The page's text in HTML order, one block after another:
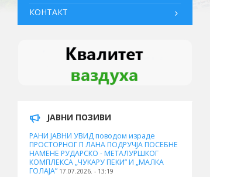
КОНТАКТ
ЈАВНИ ПОЗИВИ
РАНИ ЈАВНИ УВИД поводом израде
ПРОСТОРНОГ П ЛАНА ПОДРУЧЈА ПОСЕБНЕ
НАМЕНЕ РУДАРСКО - МЕТАЛУРШКОГ
КОМПЛЕКСА „ЧУКАРУ ПЕКИ” И „МАЛКА
ГОЛАЈА” 17.07.2026. - 13:19